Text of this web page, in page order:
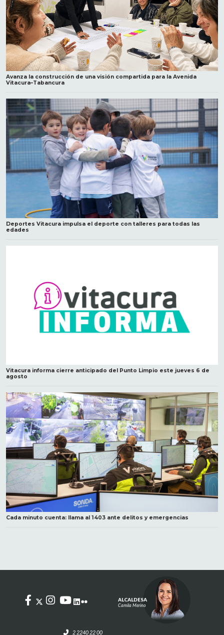
Avanza la construcción de una visión compartida para la Avenida
Vitacura–Tabancura
Deportes Vitacura impulsa el deporte con talleres para todas las
edades
Vitacura informa cierre anticipado del Punto Limpio este jueves 6 de
agosto
Cada minuto cuenta: llama al 1403 ante delitos y emergencias
2 2240 22 00
ALCALDESA
Camila Merino